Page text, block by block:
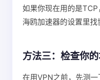
如果你现在用的是
海鸥加速器的设置里找
方法三：检查你
在用VPN之前，先测